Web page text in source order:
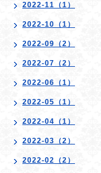
2022-11（1）
2022-10（1）
2022-09（2）
2022-07（2）
2022-06（1）
2022-05（1）
2022-04（1）
2022-03（2）
2022-02（2）